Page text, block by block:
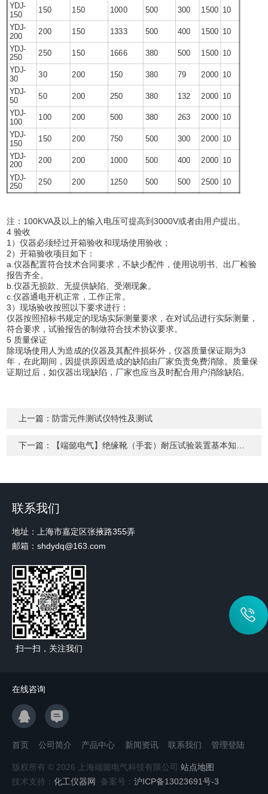
YDJ-
150
150 150 1000 500 300 1500 10
YDJ-
200
200 150 1333 500 400 1500 10
YDJ-
250
250 150 1666 380 500 1500 10
YDJ-
30 30 200 150 380 79 2000 10
YDJ-
50 50 200 250 380 132 2000 10
YDJ-
100
100 200 500 380 263 2000 10
YDJ-
150
150 200 750 500 300 2000 10
YDJ-
200 200 200 1000 500 400 2000 10
YDJ-
250 250 200 1250 500 500 2500 10
注：100KVA及以上的输入电压可提高到3000V或者由用户提出。
4 验收
1）仪器必须经过开箱验收和现场使用验收；
2）开箱验收项目如下：
a.仪器配置符合技术合同要求，不缺少配件，使用说明书、出厂检验
报告齐全。
b.仪器无损款、无提供缺陷、受潮现象。
c.仪器通电开机正常，工作正常。
3）现场验收按照以下要求进行：
仪器按照招标书规定的现场实际测量要求，在对试品进行实际测量，
符合要求，试验报告的制做符合技术协议要求。
5 质量保证
除现场使用人为造成的仪器及其配件损坏外，仪器质量保证期为3
年，在此期间，因提供原因造成的缺陷由厂家负责免费消除。质量保
证期过后，如仪器出现缺陷，厂家也应当及时配合用户消除缺陷。
上一篇： 防雷元件测试仪特性及测试
下一篇： 【端懿电气】绝缘靴（手套）耐压试验装置基本知识介绍
联系我们
地址：上海市嘉定区张掖路355弄
邮箱：shdydq@163.com
扫一扫，关注我们
在线咨询
首页 公司简介 产品中心 新闻资讯 联系我们 管理登陆
版权所有 © 2026 上海端懿电气科技有限公司 站点地图
技术支持： 化工仪器网 备案号： 沪ICP备13023691号-3